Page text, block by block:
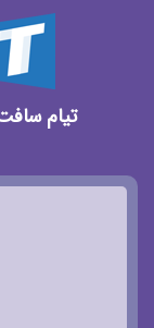
تیام